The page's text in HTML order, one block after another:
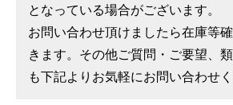
となっている場合がございます。
お問い合わせ頂けましたら在庫等
きます。その他ご質問・ご要望、
も下記よりお気軽にお問い合わせく